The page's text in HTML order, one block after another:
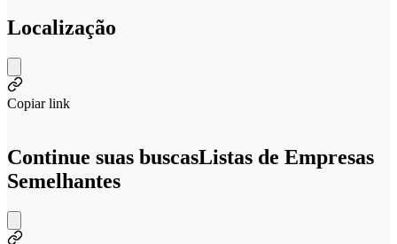
Localização
Copiar link
Continue suas buscasListas de Empresas
Semelhantes